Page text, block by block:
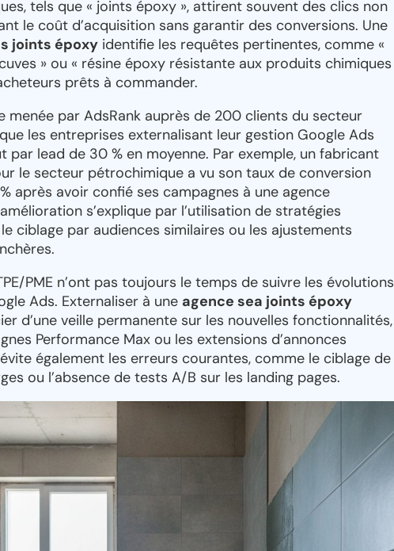
tels que « joints époxy », attirent souvent des clics non
le coût d’acquisition sans garantir des conversions. Une
joints époxy identifie les requêtes pertinentes, comme «
» ou « résine époxy résistante aux produits chimiques
prêts à commander.
menée par AdsRank auprès de 200 clients du secteur
les entreprises externalisant leur gestion Google Ads
par lead de 30 % en moyenne. Par exemple, un fabricant
le secteur pétrochimique a vu son taux de conversion
après avoir confié ses campagnes à une agence
s’explique par l’utilisation de stratégies
ciblage par audiences similaires ou les ajustements
PME n’ont pas toujours le temps de suivre les évolutions
Ads. Externaliser à une agence sea joints époxy
d’une veille permanente sur les nouvelles fonctionnalités,
Performance Max ou les extensions d’annonces
également les erreurs courantes, comme le ciblage de
ou l’absence de tests A/B sur les landing pages.